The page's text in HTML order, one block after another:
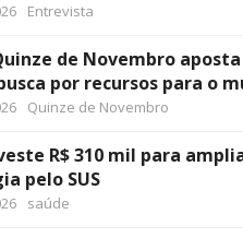
Entrevista
de Novembro
por recursos para o
Quinze de Novembro
R$ 310 mil para
pelo SUS
saúde